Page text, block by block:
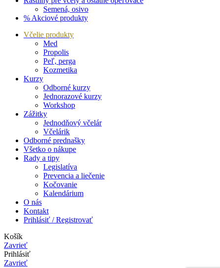
Semená, osivo
% Akciové produkty
Včelie produkty
Med
Propolis
Peľ, perga
Kozmetika
Kurzy
Odborné kurzy
Jednorazové kurzy
Workshop
Zážitky
Jednodňový včelár
Včelárik
Odborné prednašky
Všetko o nákupe
Rady a tipy
Legislatíva
Prevencia a liečenie
Kočovanie
Kalendárium
O nás
Kontakt
Prihlásiť / Registrovať
Košík
Zavrieť
Prihlásiť
Zavrieť